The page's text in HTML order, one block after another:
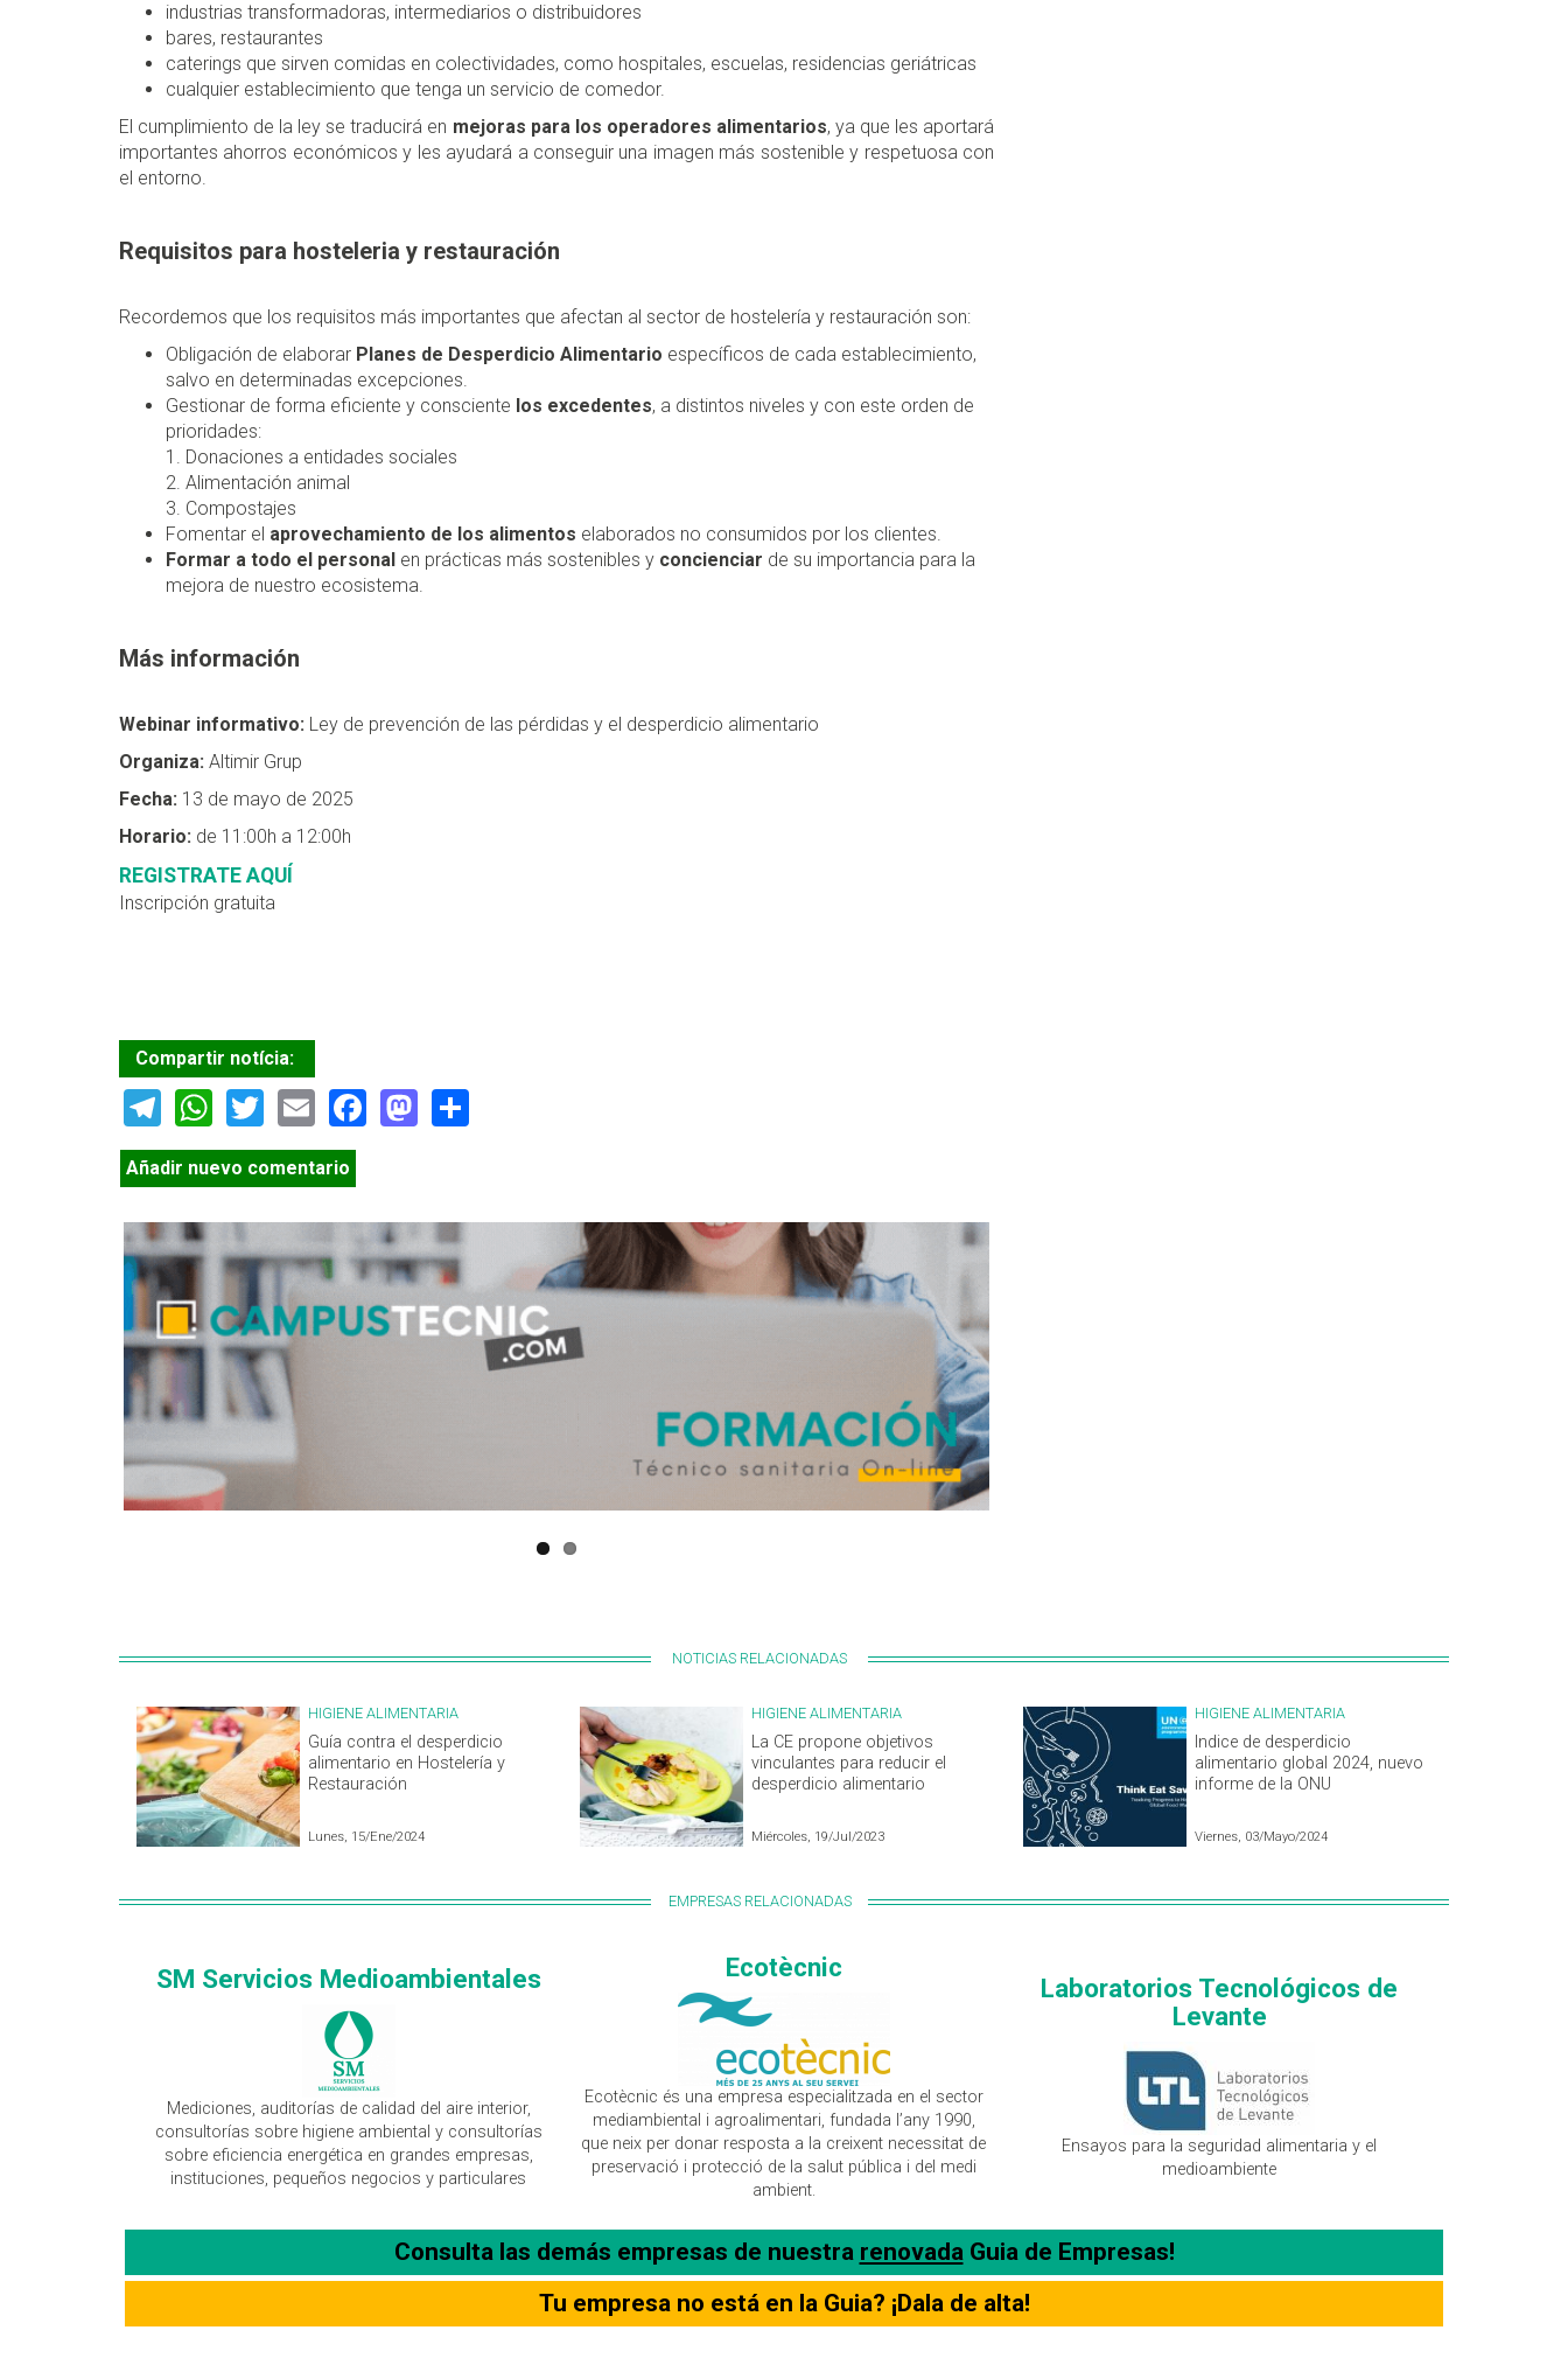
industrias transformadoras, intermediarios o distribuidores
bares, restaurantes
caterings que sirven comidas en colectividades, como hospitales, escuelas, residencias geriátricas
cualquier establecimiento que tenga un servicio de comedor.
El cumplimiento de la ley se traducirá en mejoras para los operadores alimentarios, ya que les aportará
importantes ahorros económicos y les ayudará a conseguir una imagen más sostenible y respetuosa con
el entorno.
Requisitos para hosteleria y restauración
Recordemos que los requisitos más importantes que afectan al sector de hostelería y restauración son:
Obligación de elaborar Planes de Desperdicio Alimentario específicos de cada establecimiento,
salvo en determinadas excepciones.
Gestionar de forma eficiente y consciente los excedentes, a distintos niveles y con este orden de
prioridades:
1. Donaciones a entidades sociales
2. Alimentación animal
3. Compostajes
Fomentar el aprovechamiento de los alimentos elaborados no consumidos por los clientes.
Formar a todo el personal en prácticas más sostenibles y concienciar de su importancia para la
mejora de nuestro ecosistema.
Más información
Webinar informativo: Ley de prevención de las pérdidas y el desperdicio alimentario
Organiza: Altimir Grup
Fecha: 13 de mayo de 2025
Horario: de 11:00h a 12:00h
REGISTRATE AQUÍ
Inscripción gratuita
Compartir notícia:
Telegram
WhatsApp
TwitterEmailFacebook
Mastodon
Añadir nuevo comentario
NOTICIAS RELACIONADAS
HIGIENE ALIMENTARIA
Guía contra el desperdicio
alimentario en Hostelería y
Restauración
Lunes, 15/Ene/2024
HIGIENE ALIMENTARIA
La CE propone objetivos
vinculantes para reducir el
desperdicio alimentario
Miércoles, 19/Jul/2023
HIGIENE ALIMENTARIA
Indice de desperdicio
alimentario global 2024, nuevo
informe de la ONU
Viernes, 03/Mayo/2024
EMPRESAS RELACIONADAS
SM Servicios Medioambientales
Mediciones, auditorías de calidad del aire interior,
consultorías sobre higiene ambiental y consultorías
sobre eficiencia energética en grandes empresas,
instituciones, pequeños negocios y particulares
Ecotècnic
Ecotècnic és una empresa especialitzada en el sector
mediambiental i agroalimentari, fundada l’any 1990,
que neix per donar resposta a la creixent necessitat de
preservació i protecció de la salut pública i del medi
ambient.
Laboratorios Tecnológicos de
Levante
Ensayos para la seguridad alimentaria y el
medioambiente
Consulta las demás empresas de nuestra renovadaGuia de Empresas!
Tu empresa no está en la Guia? ¡Dala de alta!